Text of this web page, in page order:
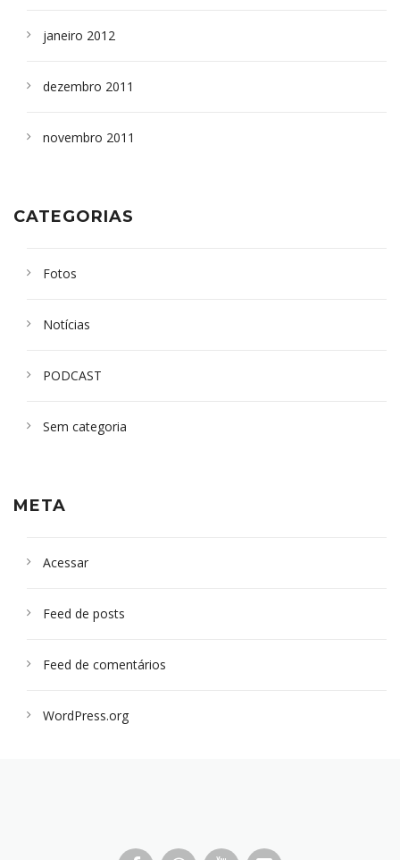
janeiro 2012
dezembro 2011
novembro 2011
CATEGORIAS
Fotos
Notícias
PODCAST
Sem categoria
META
Acessar
Feed de posts
Feed de comentários
WordPress.org